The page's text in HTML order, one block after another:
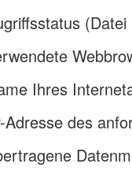
Ihres
Adresse des